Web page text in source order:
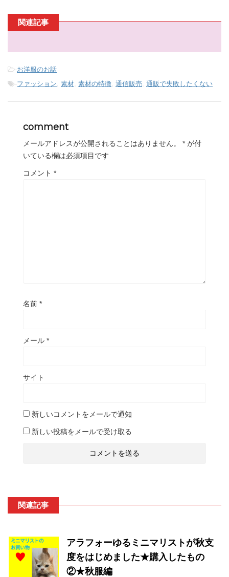
関連記事
-お洋服のお話
-ファッション 素材 素材の特徴 通信販売 通販で失敗したくない
comment
メールアドレスが公開されることはありません。 * が付
いている欄は必須項目です
コメント *
名前 *
メール *
サイト
新しいコメントをメールで通知
新しい投稿をメールで受け取る
関連記事
アラフォーゆるミニマリストが秋支
度をはじめました★購入したもの
②★秋服編